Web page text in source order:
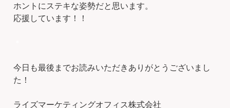
ホントにステキな姿勢だと思います。
応援しています！！
今日も最後までお読みいただきありがとうございまし
た！
ライズマーケティングオフィス株式会社